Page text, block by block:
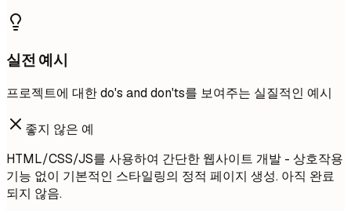
실전 예시
프로젝트에 대한 do's and don'ts를 보여주는 실질적인 예시
좋지 않은 예
HTML/CSS/JS를 사용하여 간단한 웹사이트 개발 - 상호작용
기능 없이 기본적인 스타일링의 정적 페이지 생성. 아직 완료
되지 않음.